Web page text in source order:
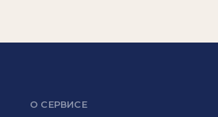
О СЕРВИСЕ